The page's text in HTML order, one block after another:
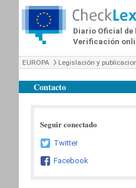
Diario Oficial de
Verificación
EUROPA Legislación y
Contacto
Seguir conectado
Twitter
Facebook